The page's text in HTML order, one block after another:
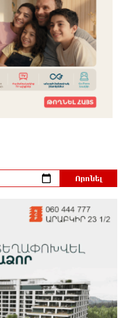
են ունեցել
7 ժամ առաջ
ին
8 ժամ առաջ
անձի անձնական
տվյալների
են
ընդլայնելու
Նովա պողոտայում.
բնակիչ
9 ժամ առաջ